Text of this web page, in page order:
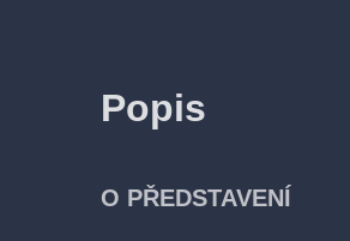
Popis
O PŘEDSTAVENÍ